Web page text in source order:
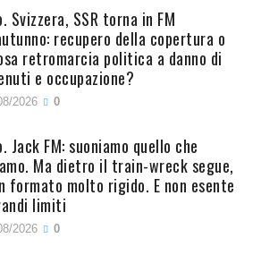
Svizzera, SSR torna in FM
recupero della copertura o
retromarcia politica a danno di
e occupazione?
2026 0
Jack FM: suoniamo quello che
Ma dietro il train-wreck segue,
formato molto rigido. E non esente
limiti
2026 0